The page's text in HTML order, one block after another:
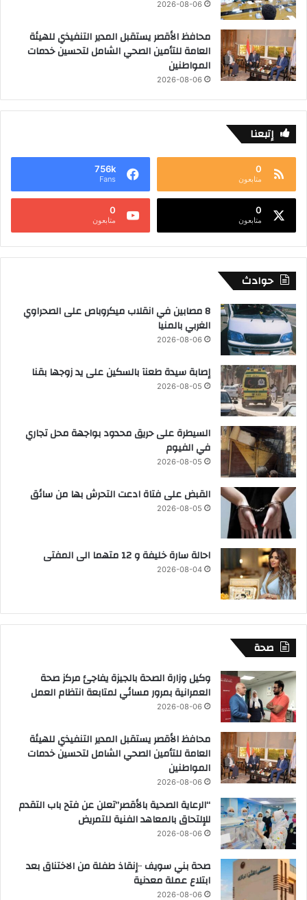
2026-08-06
محافظ الأقصر يستقبل المدير التنفيذي للهيئة
العامة للتأمين الصحي الشامل لتحسين خدمات
المواطنين
2026-08-06
إتبعنا
0
متابعون
756k
Fans
0
متابعون
0
متابعون
حوادث
8 مصابين في انقلاب ميكروباص على الصحراوي
الغربي بالمنيا
2026-08-06
إصابة سيدة طعنآ بالسكين على يد زوجها بقنا
2026-08-05
السيطرة على حريق محدود بواجهة محل تجاري
في الفيوم
2026-08-05
القبض على فتاة ادعت التحرش بها من سائق
2026-08-05
احالة سارة خليفة و 12 متهما الى المفتى
2026-08-04
صحة
وكيل وزارة الصحة بالجيزة يفاجئ مركز صحة
العمرانية بمرور مسائي لمتابعة انتظام العمل
2026-08-06
محافظ الأقصر يستقبل المدير التنفيذي للهيئة
العامة للتأمين الصحي الشامل لتحسين خدمات
المواطنين
2026-08-06
“الرعاية الصحية بالأقصر”تعلن عن فتح باب التقدم
للإلتحاق بالمعاهد الفنية للتمريض
2026-08-06
صحة بني سويف ٠٠إنقاذ طفلة من الاختناق بعد
ابتلاع عملة معدنية
2026-08-06